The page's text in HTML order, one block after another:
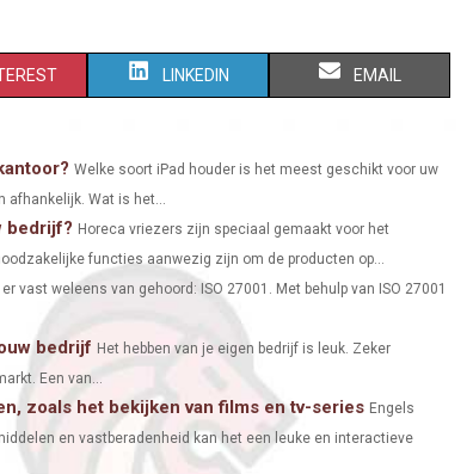
S
A
R
O
LINKEDIN S
A
O
EMAIL
Welke soort iPad houder is het meest geschikt voor uw
Wat is het...
bedrijf? Horeca vriezers zijn speciaal gemaakt voor het
functies aanwezig zijn om de producten op...
vast weleens van gehoord: ISO 27001. Met behulp van ISO 27001
bedrijf Het hebben van je eigen bedrijf is leuk. Zeker
Een van...
zoals het bekijken van films en tv-series Engels
en vastberadenheid kan het een leuke en interactieve